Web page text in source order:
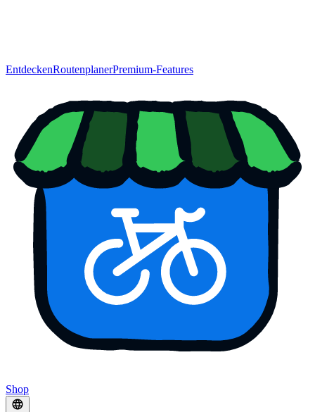
EntdeckenRoutenplanerPremium-Features
Shop